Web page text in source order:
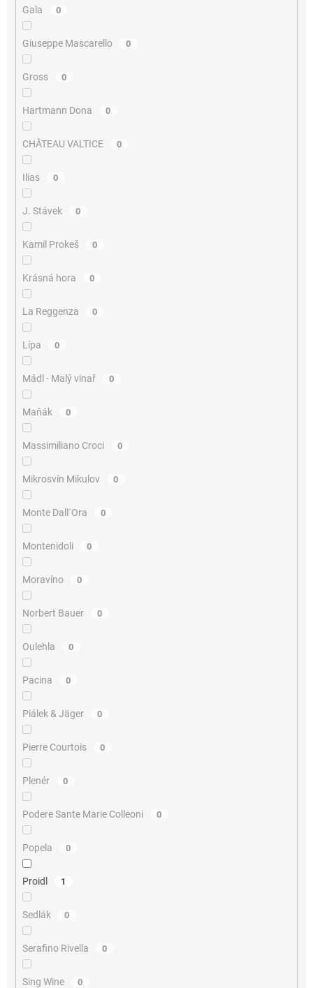
Gala 0
Giuseppe Mascarello 0
Gross 0
Hartmann Dona 0
CHÂTEAU VALTICE 0
Ilias 0
J. Stávek 0
Kamil Prokeš 0
Krásná hora 0
La Reggenza 0
Lípa 0
Mádl - Malý vinař 0
Maňák 0
Massimiliano Croci 0
Mikrosvín Mikulov 0
Monte Dall´Ora 0
Montenidoli 0
Moravíno 0
Norbert Bauer 0
Oulehla 0
Pacina 0
Piálek & Jäger 0
Pierre Courtois 0
Plenér 0
Podere Sante Marie Colleoni 0
Popela 0
Proidl 1
Sedlák 0
Serafino Rivella 0
Sing Wine 0